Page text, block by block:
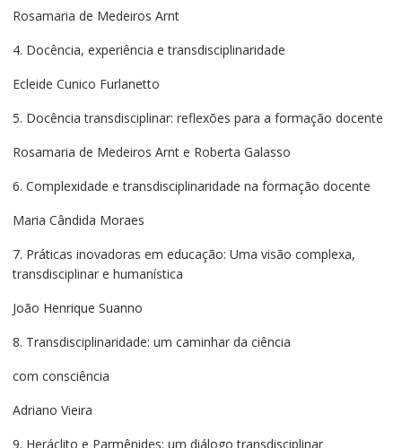
Rosamaria de Medeiros Arnt
4. Docência, experiência e transdisciplinaridade
Ecleide Cunico Furlanetto
5. Docência transdisciplinar: reflexões para a formação docente
Rosamaria de Medeiros Arnt e Roberta Galasso
6. Complexidade e transdisciplinaridade na formação docente
Maria Cândida Moraes
7. Práticas inovadoras em educação: Uma visão complexa,
transdisciplinar e humanística
João Henrique Suanno
8. Transdisciplinaridade: um caminhar da ciência
com consciência
Adriano Vieira
9. Heráclito e Parmênides: um diálogo transdisciplinar